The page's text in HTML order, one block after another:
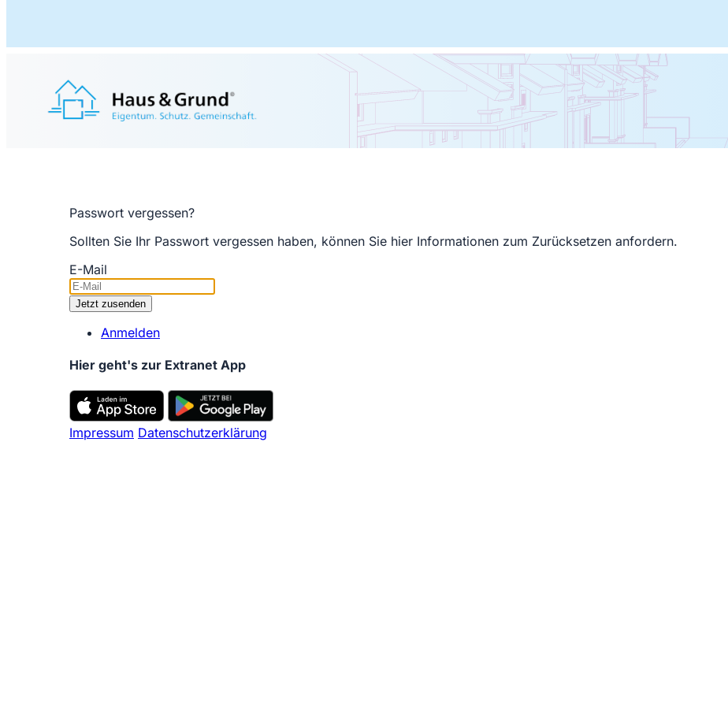
Passwort vergessen?
Sollten Sie Ihr Passwort vergessen haben, können Sie hier Informationen zum Zurücksetzen anfordern.
E-Mail
Anmelden
Hier geht's zur Extranet App
Impressum Datenschutzerklärung